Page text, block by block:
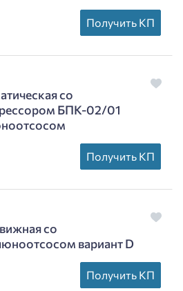
Получить КП
со
БПК-02/01
Получить КП
со
вариант D
Получить КП